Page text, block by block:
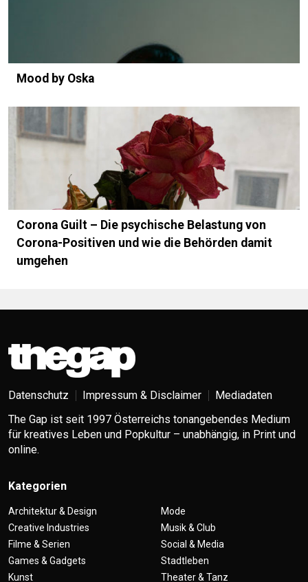
Mood by Oska
Corona Guilt – Die psychische Belastung von
Corona-Positiven und wie die Behörden damit
umgehen
Datenschutz Impressum & Disclaimer
Mediadaten
The Gap ist seit 1997 Österreichs tonangebendes Medium
für kreatives Leben und Popkultur – unabhängig, in Print und
online.
Kategorien
Architektur & Design
Creative Industries
Filme & Serien
Games & Gadgets
Kunst
Mode
Musik & Club
Social & Media
Stadtleben
Theater & Tanz